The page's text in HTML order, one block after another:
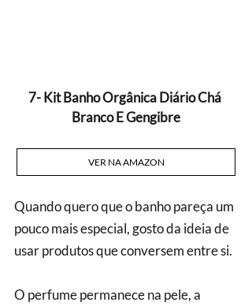
7- Kit Banho Orgânica Diário Chá
Branco E Gengibre
VER NA AMAZON
Quando quero que o banho pareça um
pouco mais especial, gosto da ideia de
usar produtos que conversem entre si.
O perfume permanece na pele, a